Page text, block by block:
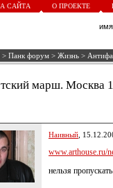
САЙТА О ПРОЕКТЕ
> Панк форум > Жизнь >
марш. Москва
Наивный ,
www.arthouse.ru/
нельзя